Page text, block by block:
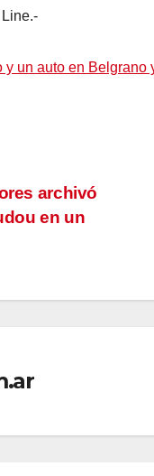
y un auto en
archivó
en un